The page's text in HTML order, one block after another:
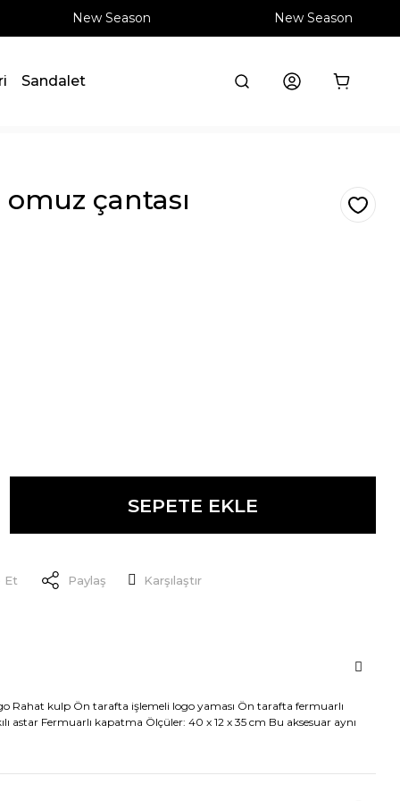
New Season New Season
Sandalet
çantası
SEPETE EKLE
Et Paylaş Karşılaştır
Rahat kulp Ön tarafta işlemeli logo yaması Ön tarafta fermuarlı
astar Fermuarlı kapatma Ölçüler: 40 x 12 x 35 cm Bu aksesuar aynı